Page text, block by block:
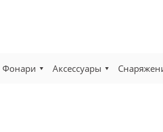
Фонари Аксессуары